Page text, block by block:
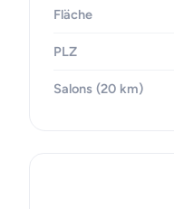
Fläche
PLZ
Salons (20 km)